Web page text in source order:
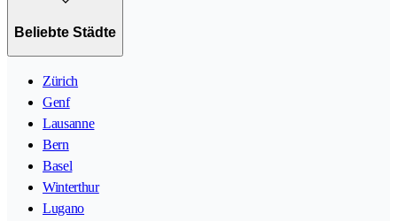
Beliebte Städte
Zürich
Genf
Lausanne
Bern
Basel
Winterthur
Lugano